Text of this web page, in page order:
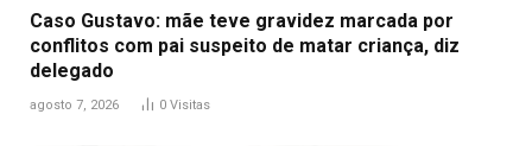
Caso Gustavo: mãe teve gravidez marcada por
conflitos com pai suspeito de matar criança, diz
delegado
agosto 7, 2026 0 Visitas